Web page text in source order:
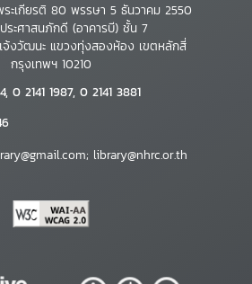
ระเกียรติ 80 พรรษา 5 ธันวาคม 2550
ระศาสนภักดี (อาคารบี) ชั้น 7
งวัฒนะ แขวงทุ่งสองห้อง เขตหลักสี่
กรุงเทพฯ 10210
0 2141 1987, 0 2141 3881
library@nhrc.or.th